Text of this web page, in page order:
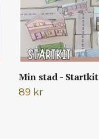
Min stad - Startkit
89 kr